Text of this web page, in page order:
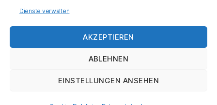
Dienste verwalten
AKZEPTIEREN
ABLEHNEN
EINSTELLUNGEN ANSEHEN
Anschaffung eines Schneidplotters, eines
Banderolliermaschine
Druckerei Wippold